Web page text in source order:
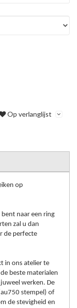
Op verlanglijst
op
naar een ring
zal u dan
de perfecte
in ons atelier te
beste materialen
werken. De
stempel) of
de stevigheid en